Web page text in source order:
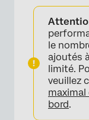
le
ajoutés
limité.
veuillez
bord.